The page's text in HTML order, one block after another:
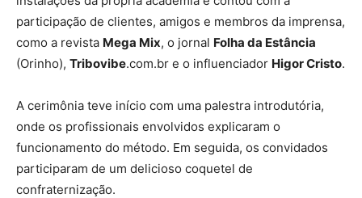
participação de clientes, amigos e membros da imprensa,
como a revista Mega Mix, o jornal Folha da Estância
(Orinho), Tribovibe.com.br e o influenciador Higor Cristo.
A cerimônia teve início com uma palestra introdutória,
onde os profissionais envolvidos explicaram o
funcionamento do método. Em seguida, os convidados
participaram de um delicioso coquetel de
confraternização.